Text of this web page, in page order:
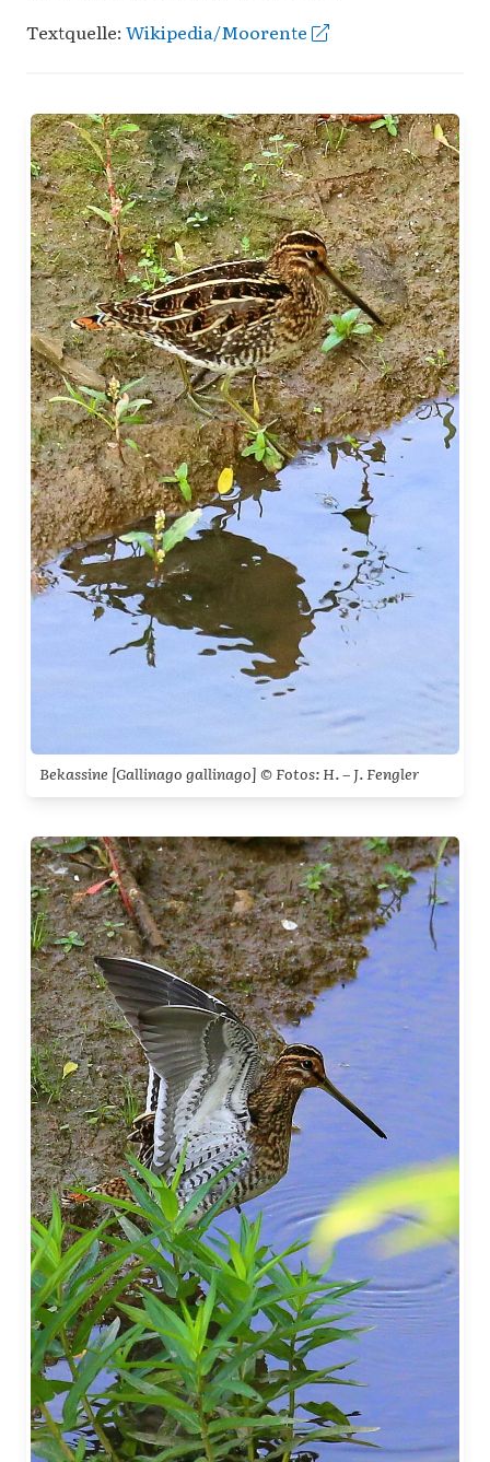
Textquelle: Wikipedia/Moorente
Bekassine [Gallinago gallinago] © Fotos: H. – J. Fengler